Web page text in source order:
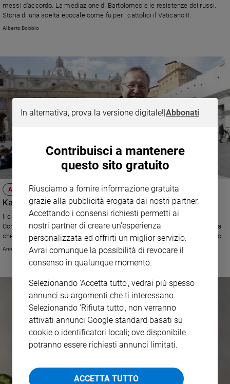
messi d'accordo. La mediazione di Bartolomeo e le resistenze dei russi.
Storia di una scelta epocale come fu per i cattolici il Vaticano II.
Alberto Bobbio
ATTUALITÀ
Kasper: "La misericordia, virtù esigente"
Il cardinale Walter Kasper, teologo, autore del volume "Misericordia.
Concetto fondamentale del vangelo - chiave della vita cristiana", si augura
che l'anno giubilare aiuti i cristiani e la Chiesa ad andare verso il prossimo.
Annachiara Valle
In alternativa, prova la versione digitale!|Abbonati
Contribuisci a mantenere
questo sito gratuito
Riusciamo a fornire informazione gratuita
grazie alla pubblicità erogata dai nostri partner.
Accettando i consensi richiesti permetti ai
nostri partner di creare un'esperienza
personalizzata ed offrirti un miglior servizio.
Avrai comunque la possibilità di revocare il
consenso in qualunque momento.
Selezionando 'Accetta tutto', vedrai più spesso
annunci su argomenti che ti interessano.
Selezionando 'Rifiuta tutto', non verranno
attivati annunci Google standard basati su
cookie o identificatori locali; ove disponibile
potranno essere richiesti annunci limitati.
ACCETTA TUTTO